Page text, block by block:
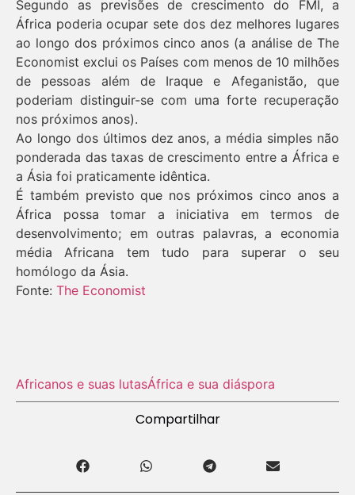
Segundo as previsões de crescimento do FMI, a
África poderia ocupar sete dos dez melhores lugares
ao longo dos próximos cinco anos (a análise de The
Economistexclui os Países com menos de 10 milhões
de pessoas além de Iraque e Afeganistão, que
poderiam distinguir-se com uma forte recuperação
nos próximos anos).
Ao longo dos últimos dez anos, a média simples não
ponderada das taxas de crescimento entre a África e
a Ásia foi praticamente idêntica.
É também previsto que nos próximos cinco anos a
África possa tomar a iniciativa em termos de
desenvolvimento; em outras palavras, a economia
média Africana tem tudo para superar o seu
homólogo da Ásia.
Fonte: The Economist
Africanos e suas lutasÁfrica e sua diáspora
Compartilhar